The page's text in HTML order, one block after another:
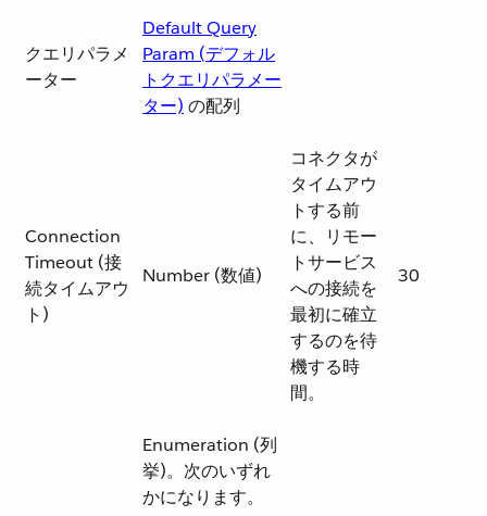
クエリパラメ
ーター
Default Query
Param (デフォル
トクエリパラメー
ター) ​ の配列
Connection
Timeout (接
続タイムアウ
ト)
Number (数値)
コネクタが
タイムアウ
トする前
に、リモー
トサービス
への接続を
最初に確立
するのを待
機する時
間。
30
Enumeration (列
挙)。次のいずれ
かになります。